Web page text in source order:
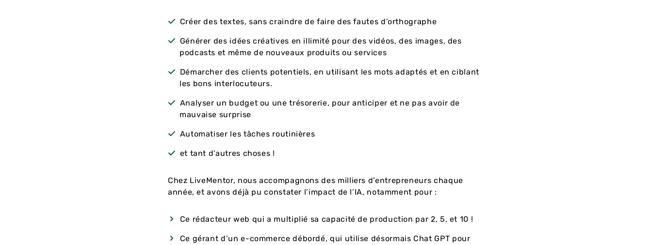
Créer des textes, sans craindre de faire des fautes d’orthographe
Générer des idées créatives en illimité pour des vidéos, des images, des
podcasts et même de nouveaux produits ou services
Démarcher des clients potentiels, en utilisant les mots adaptés et en ciblant
les bons interlocuteurs.
Analyser un budget ou une trésorerie, pour anticiper et ne pas avoir de
mauvaise surprise
Automatiser les tâches routinières
et tant d’autres choses !
Chez LiveMentor, nous accompagnons des milliers d’entrepreneurs chaque
année, et avons déjà pu constater l’impact de l’IA, notamment pour :
Ce rédacteur web qui a multiplié sa capacité de production par 2, 5, et 10 !
Ce gérant d’un e-commerce débordé, qui utilise désormais Chat GPT pour